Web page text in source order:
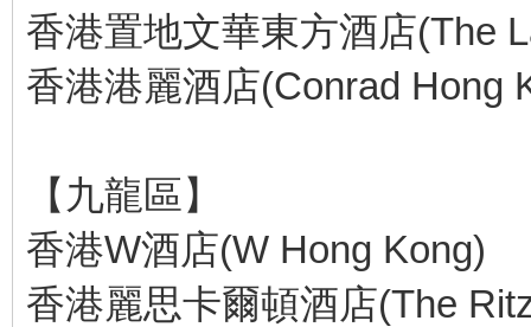
香港置地文華東方酒店(The
香港港麗酒店(Conrad Hong
【九龍區】
香港W酒店(W Hong Kong)
香港麗思卡爾頓酒店(The